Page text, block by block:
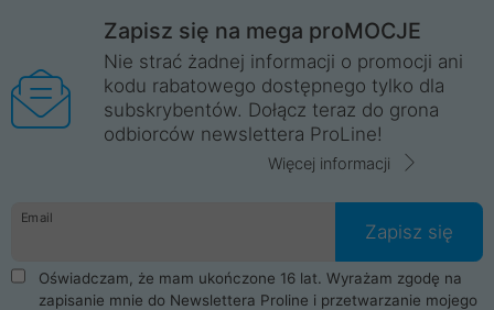
Zapisz się na mega proMOCJE
Nie strać żadnej informacji o promocji ani
kodu rabatowego dostępnego tylko dla
subskrybentów. Dołącz teraz do grona
odbiorców newslettera ProLine!
Więcej informacji
Email
Zapisz się
Oświadczam, że mam ukończone 16 lat. Wyrażam zgodę na
zapisanie mnie do Newslettera Proline i przetwarzanie mojego